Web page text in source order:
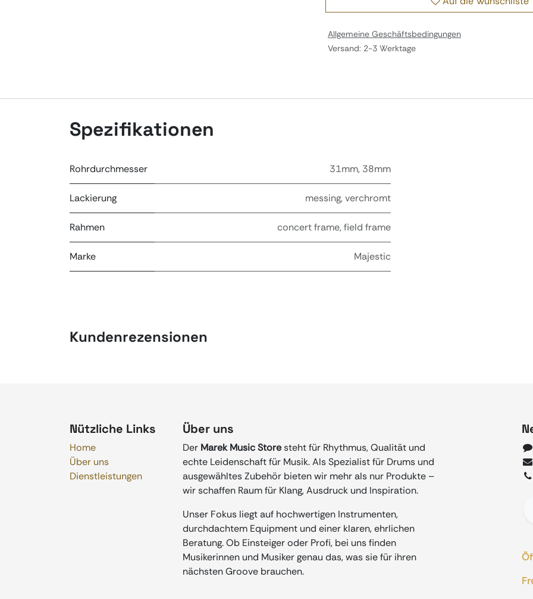
Allgemeine Geschäftsbedingungen
Versand: 2-3 Werktage
Spezifikationen
Rohrdurchmesser 31mm, 38mm
Lackierung messing,verchromt
Rahmen concert frame,field frame
Marke Majestic
Kundenrezensionen
Nützliche Links
Home
Über uns
Dienstleistungen
Über uns
Der Marek Music Storesteht für Rhythmus, Qualität und
echte Leidenschaft für Musik. Als Spezialist für Drums und
ausgewähltes Zubehör bieten wir mehr als nur Produkte –
wir schaffen Raum für Klang, Ausdruck und Inspiration.
Unser Fokus liegt auf hochwertigen Instrumenten,
durchdachtem Equipment und einer klaren, ehrlichen
Beratung. Ob Einsteiger oder Profi, bei uns finden
Musikerinnen und Musiker genau das, was sie für ihren
nächsten Groove brauchen.